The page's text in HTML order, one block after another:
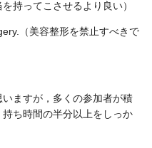
持ってこさせるより良い）
（美容整形を禁止すべきで
ますが，多くの参加者が積
ち時間の半分以上をしっか